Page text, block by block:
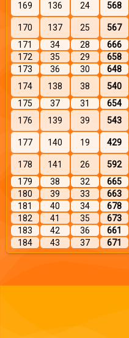
169 136 24 568
170 137 25 567
171
34 28 666
172
35 29 658
173
36 30 648
174
138 38 540
175
37 31 654
176
139 39 543
177 140 19 429
178 141 26 592
179
38 32 665
180
39 33 663
181
40 34 678
182
41 35 673
183
42 36 661
184
43 37 671